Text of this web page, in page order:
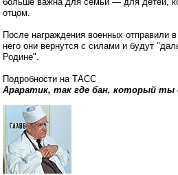
отцом.
После награждения военных отправили
него они вернутся с силами и будут
Родине".
Подробности на ТАСС
Араратик, так где бан, который ты